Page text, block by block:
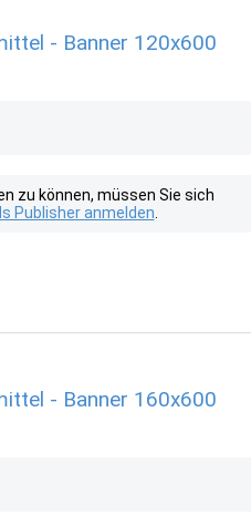
- Banner 120x600
zu können, müssen Sie sich
Publisher anmelden
- Banner 160x600